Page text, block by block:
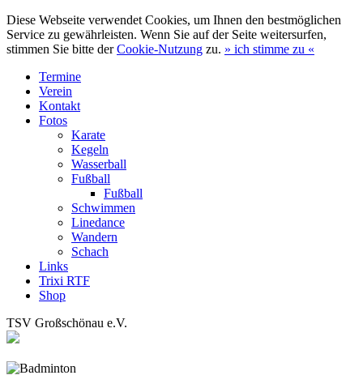
Diese Webseite verwendet Cookies, um Ihnen den bestmöglichen
Service zu gewährleisten. Wenn Sie auf der Seite weitersurfen,
stimmen Sie bitte derCookie-Nutzung zu. » ich stimme zu «
Termine
Verein
Kontakt
Fotos
Karate
Kegeln
Wasserball
Fußball
Fußball
Schwimmen
Linedance
Wandern
Schach
Links
Trixi RTF
Shop
TSV Großschönau e.V.